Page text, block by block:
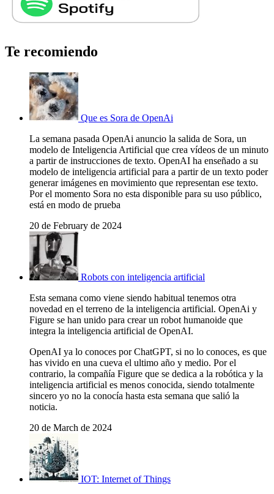
Te recomiendo
Que es Sora de OpenAi
La semana pasada OpenAi anuncio la salida de Sora, un
modelo de Inteligencia Artificial que crea vídeos de un minuto
a partir de instrucciones de texto. OpenAI ha enseñado a su
modelo de inteligencia artificial para a partir de un texto poder
generar imágenes en movimiento que representan ese texto.
Por el momento Sora no esta disponible para su uso público,
está en modo de prueba
20 de February de 2024
Robots con inteligencia artificial
Esta semana como viene siendo habitual tenemos otra
novedad en el terreno de la inteligencia artificial. OpenAi y
Figure se han unido para crear un robot humanoide que
integra la inteligencia artificial de OpenAI.
OpenAI ya lo conoces por ChatGPT, si no lo conoces, es que
has vivido en una cueva el ultimo año y medio. Por el
contrario, la compañía Figure que se dedica a la robótica y la
inteligencia artificial es menos conocida, siendo totalmente
sincero yo no la conocía hasta esta semana que salió la
noticia.
20 de March de 2024
IOT: Internet of Things